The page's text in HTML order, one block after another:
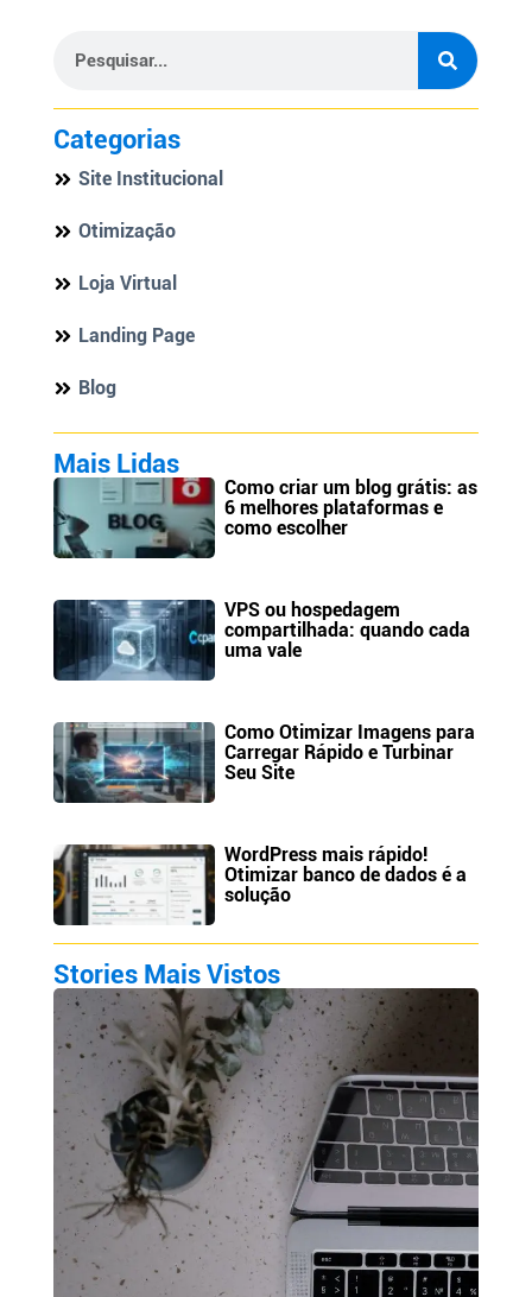
Categorias
Site Institucional
Otimização
Loja Virtual
Landing Page
Blog
Mais Lidas
Como criar um blog grátis: as
6 melhores plataformas e
como escolher
VPS ou hospedagem
compartilhada: quando cada
uma vale
Como Otimizar Imagens para
Carregar Rápido e Turbinar
Seu Site
WordPress mais rápido!
Otimizar banco de dados é a
solução
Stories Mais Vistos